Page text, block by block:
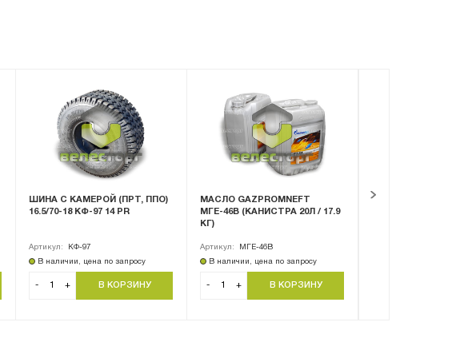
ШИНА С КАМЕРОЙ (ПРТ, ППО)
16.5/70-18 КФ-97 14 PR
Артикул:
КФ-97
В наличии, цена по запросу
- +
МАСЛО GAZPROMNEFT
МГЕ-46В (КАНИСТРА 20Л / 17.9
КГ)
Артикул:
МГЕ-46В
В наличии, цена по запросу
- +
МАСЛО